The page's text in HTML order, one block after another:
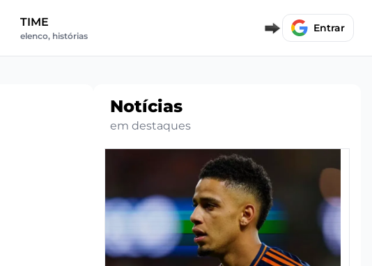
TIME
elenco, histórias
Entrar
Notícias
em destaques